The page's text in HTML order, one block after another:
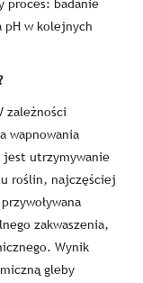
proces: badanie
pH w kolejnych
zależności
wapnowania
jest utrzymywanie
roślin, najczęściej
zakwaszenia,
Wynik
gleby